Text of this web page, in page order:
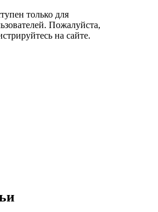
только для
Пожалуйста,
на сайте.